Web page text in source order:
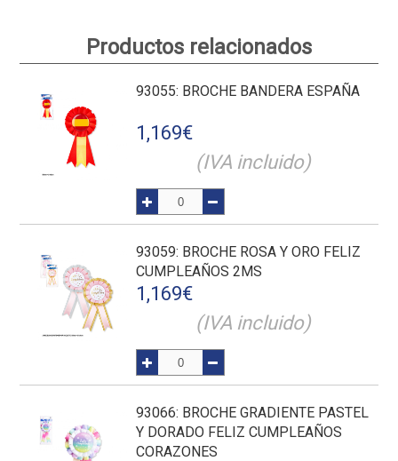
Productos relacionados
93055: BROCHE BANDERA ESPAÑA
1,169€
(IVA incluido)
93059: BROCHE ROSA Y ORO FELIZ
CUMPLEAÑOS 2MS
1,169€
(IVA incluido)
93066: BROCHE GRADIENTE PASTEL
Y DORADO FELIZ CUMPLEAÑOS
CORAZONES